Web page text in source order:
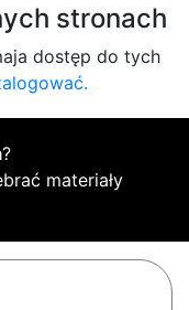
stronach
dostęp do tych
?
materiały